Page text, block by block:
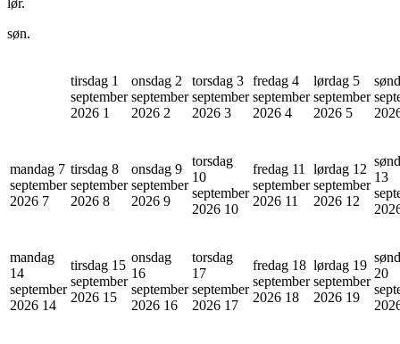
søn.
tirsdag 1
september
2026 1
onsdag 2
september
2026 2
torsdag 3
september
2026 3
fredag 4
september
2026 4
lørdag 5
september
2026 5
mandag 7
september
2026 7
tirsdag 8
september
2026 8
onsdag 9
september
2026 9
torsdag
10
september
2026 10
fredag 11
september
2026 11
lørdag 12
september
2026 12
13
mandag
14
september
2026 14
tirsdag 15
september
2026 15
onsdag
16
september
2026 16
torsdag
17
september
2026 17
fredag 18
september
2026 18
lørdag 19
september
2026 19
20